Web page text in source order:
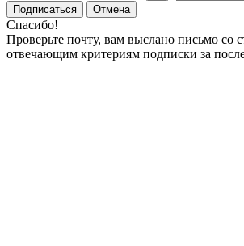
Подписаться
Отмена
Спасибо!
Проверьте почту, вам выслано письмо со
отвечающим критериям подписки за